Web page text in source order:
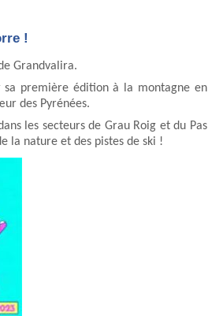
!
Grandvalira.
sa première édition à la montagne en
des Pyrénées.
les secteurs de Grau Roig et du Pas
la nature et des pistes de ski !